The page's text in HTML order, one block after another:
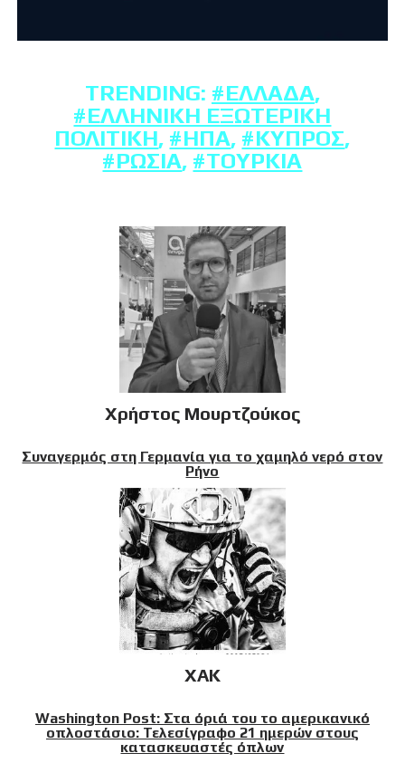
TRENDING: #ΕΛΛΆΔΑ,
#ΕΛΛΗΝΙΚΉ ΕΞΩΤΕΡΙΚΉ
ΠΟΛΙΤΙΚΉ, #ΗΠΑ, #ΚΎΠΡΟΣ,
#ΡΩΣΊΑ, #ΤΟΥΡΚΊΑ
Χρήστος Μουρτζούκος
Συναγερμός στη Γερμανία για το χαμηλό νερό στον
Ρήνο
XAK
Washington Post: Στα όριά του το αμερικανικό
οπλοστάσιο: Τελεσίγραφο 21 ημερών στους
κατασκευαστές όπλων